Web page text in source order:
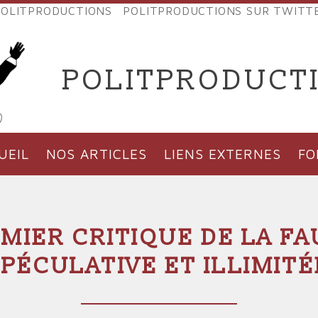
POLITPRODUCTIONS SUR
NOS ARTICLES LIENS EXTERNES
CRITIQUE DE LA
ET